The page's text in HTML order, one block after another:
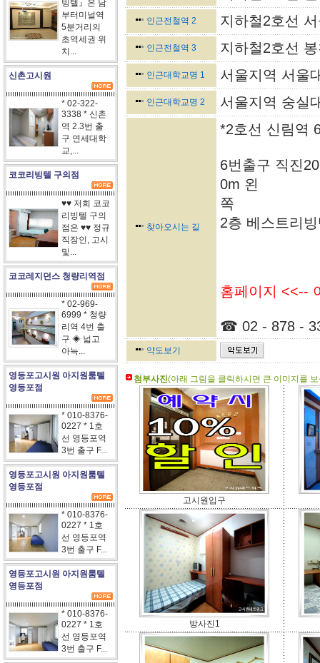
빙텔』은 남
부터미널역
5분거리의
초역세권 위
치...
신촌고시원
* 02-322-
3338 * 신촌
역 2.3번 출
구 연세대학
교,...
코코리빙텔 구의점
♥♥ 저희 코코
리빙텔 구의
점은 ♥♥ 정규
직장인, 고시
및...
코코레지던스 청량리역점
* 02-969-
6999 * 청량
리역 4번 출
구 ◈ 넓고
아늑...
영등포고시원 아지원룸텔
영등포점
* 010-8376-
0227 * 1호
선 영등포역
3번 출구 F...
영등포고시원 아지원룸텔
영등포점
* 010-8376-
0227 * 1호
선 영등포역
3번 출구 F...
영등포고시원 아지원룸텔
영등포점
* 010-8376-
0227 * 1호
선 영등포역
3번 출구 F...
인근전철역 2 지하철2호선
인근전철역 3 지하철2호선
인근대학교명 1 서울지역 서울
인근대학교명 2 서울지역 숭실
찾아오시는 길
*2호선 신림역
6번출구 직진
0m 왼
쪽
2층 베스트리
홈페이지 <<--
☎ 02 - 878 -
약도보기
첨부사진(아래 그림을 클릭하시면 큰 이미지를
고시원입구
방사진1